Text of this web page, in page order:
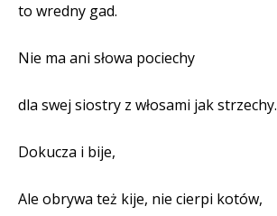
to wredny gad.
Nie ma ani słowa pociechy
dla swej siostry z włosami jak strzechy.
Dokucza i bije,
Ale obrywa też kije, nie cierpi kotów,